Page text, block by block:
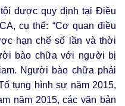
được quy định tại Điều
cụ thể: “Cơ quan điều
hạn chế số lần và thời
bào chữa với người bị
Người bào chữa phải
tụng hình sự năm 2015,
năm 2015, các văn bản